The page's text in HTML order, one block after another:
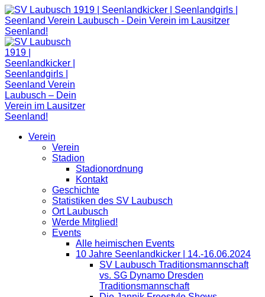
Zum
Inhalt
springen
Verein
Verein
Stadion
Stadionordnung
Kontakt
Geschichte
Statistiken des SV Laubusch
Ort Laubusch
Werde Mitglied!
Events
Alle heimischen Events
10 Jahre Seenlandkicker | 14.-16.06.2024
SV Laubusch Traditionsmannschaft
vs. SG Dynamo Dresden
Traditionsmannschaft